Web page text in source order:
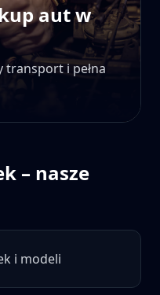
aut w
transport i pełna
– nasze
i modeli